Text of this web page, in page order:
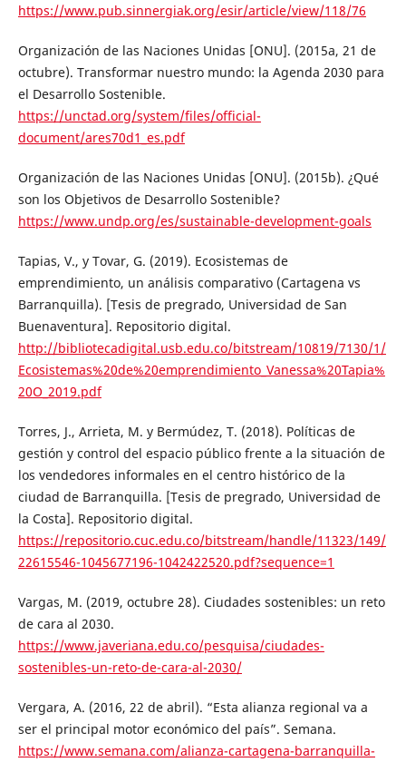
https://www.pub.sinnergiak.org/esir/article/view/118/76
Organización de las Naciones Unidas [ONU]. (2015a, 21 de
octubre). Transformar nuestro mundo: la Agenda 2030 para
el Desarrollo Sostenible.
https://unctad.org/system/files/official-
document/ares70d1_es.pdf
Organización de las Naciones Unidas [ONU]. (2015b). ¿Qué
son los Objetivos de Desarrollo Sostenible?
https://www.undp.org/es/sustainable-development-goals
Tapias, V., y Tovar, G. (2019). Ecosistemas de
emprendimiento, un análisis comparativo (Cartagena vs
Barranquilla). [Tesis de pregrado, Universidad de San
Buenaventura]. Repositorio digital.
http://bibliotecadigital.usb.edu.co/bitstream/10819/7130/1/
Ecosistemas%20de%20emprendimiento_Vanessa%20Tapia%
20O_2019.pdf
Torres, J., Arrieta, M. y Bermúdez, T. (2018). Políticas de
gestión y control del espacio público frente a la situación de
los vendedores informales en el centro histórico de la
ciudad de Barranquilla. [Tesis de pregrado, Universidad de
la Costa]. Repositorio digital.
https://repositorio.cuc.edu.co/bitstream/handle/11323/149/
22615546-1045677196-1042422520.pdf?sequence=1
Vargas, M. (2019, octubre 28). Ciudades sostenibles: un reto
de cara al 2030.
https://www.javeriana.edu.co/pesquisa/ciudades-
sostenibles-un-reto-de-cara-al-2030/
Vergara, A. (2016, 22 de abril). “Esta alianza regional va a
ser el principal motor económico del país”. Semana.
https://www.semana.com/alianza-cartagena-barranquilla-